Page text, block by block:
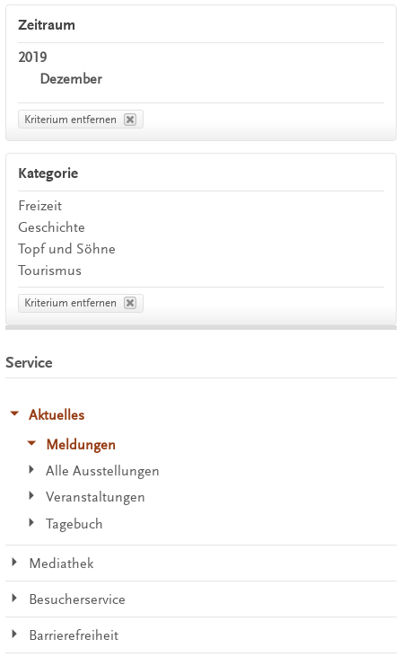
Zeitraum
2019
Dezember
Kriterium entfernen
Kategorie
Freizeit
Geschichte
Topf und Söhne
Tourismus
Kriterium entfernen
Service
Aktuelles
Meldungen
Alle Ausstellungen
Veranstaltungen
Tagebuch
Mediathek
Besucherservice
Barrierefreiheit